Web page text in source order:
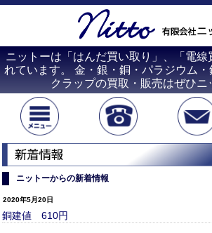
ニットーは「はんだ買い取り」、「電線
れています。 金・銀・銅・パラジウム
クラップの買取・販売はぜひニ
ニットーからの新着情報
2020年5月20日
銅建値 610円